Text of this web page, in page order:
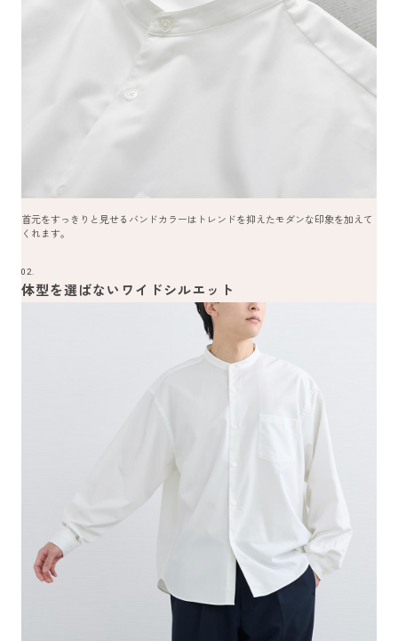
首元をすっきりと見せるバンドカラーはトレンドを抑えたモダンな印象を加えて
くれます。
02.
体型を選ばないワイドシルエット